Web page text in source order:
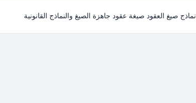
نماذج صيغ العقود صيغة عقود جاهزة الصيغ والنماذج القانونية